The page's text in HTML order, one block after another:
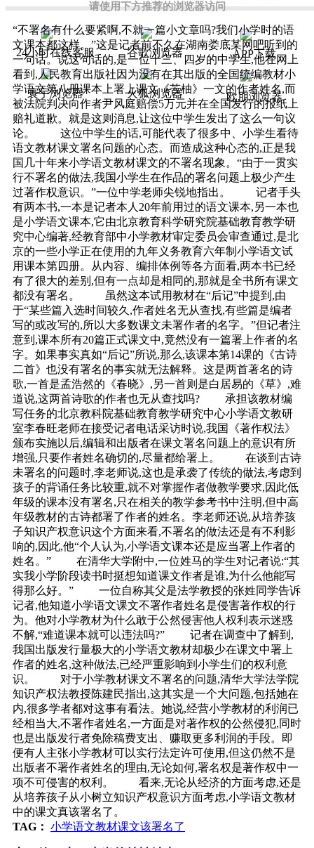
请使用下方推荐的浏览器访问
24小时在线客服 谷歌浏览器 APP下载
寰宇浏览器 火狐浏览器 欧朋浏览器
“不署名有什么要紧啊,不就一篇小文章吗?我们小学时的语
文课本都这样。”这是记者前不久在湖南娄底某网吧听到的
一句话。说这句话的,是一位十三、四岁的中学生,他在网上
看到,人民教育出版社因为没有在其出版的全国统编教材小
学语文第八册课本上署上课文《苦柚》一文的作者姓名,而
被法院判决向作者尹风庭赔偿5万元并在全国发行的报纸上
赔礼道歉。就是这则消息,让这位中学生发出了这么一句议
论。 这位中学生的话,可能代表了很多中、小学生看待
语文教材课文署名问题的心态。而造成这种心态的,正是我
国几十年来小学语文教材课文的不署名现象。“由于一贯实
行不署名的做法,我国小学生在作品的署名问题上极少产生
过著作权意识。”一位中学老师尖锐地指出。 记者手头
有两本书,一本是记者本人20年前用过的语文课本,另一本也
是小学语文课本,它由北京教育科学研究院基础教育教学研
究中心编著,经教育部中小学教材审定委员会审查通过,是北
京的一些小学正在使用的九年义务教育六年制小学语文试
用课本第四册。从内容、编排体例等各方面看,两本书已经
有了很大的差别,但有一点却是相同的,那就是全书所有课文
都没有署名。 虽然这本试用教材在“后记”中提到,由
于“某些篇入选时间较久,作者姓名无从查找,有些篇是编者
写的或改写的,所以大多数课文未署作者的名字。”但记者注
意到,课本所有20篇正式课文中,竟然没有一篇署上作者的名
字。如果事实真如“后记”所说,那么,该课本第14课的《古诗
二首》也没有署名的事实就无法解释。这是两首著名的诗
歌,一首是孟浩然的《春晓》,另一首则是白居易的《草》,难
道说,这两首诗歌的作者也无从查找吗? 承担该教材编
写任务的北京教科院基础教育教学研究中心小学语文教研
室李春旺老师在接受记者电话采访时说,我国《著作权法》
颁布实施以后,编辑和出版者在课文署名问题上的意识有所
增强,只要作者姓名确切的,尽量都给署上。 在谈到古诗
未署名的问题时,李老师说,这也是承袭了传统的做法,考虑到
孩子的背诵任务比较重,就不对掌握作者做教学要求,因此低
年级的课本没有署名,只在相关的教学参考书中注明,但中高
年级教材的古诗都署了作者的姓名。李老师还说,从培养孩
子知识产权意识这个方面来看,不署名的做法还是有不利影
响的,因此,他“个人认为,小学语文课本还是应当署上作者的
姓名。” 在清华大学附中,一位姓马的学生对记者说:“其
实我小学阶段读书时挺想知道课文作者是谁,为什么他能写
得那么好。” 一位自称其父是法学教授的张姓同学告诉
记者,他知道小学语文课文不署作者姓名是侵害著作权的行
为。他对小学教材为什么敢于公然侵害他人权利表示迷惑
不解,“难道课本就可以违法吗?” 记者在调查中了解到,
我国出版发行量极大的小学语文教材却极少在课文中署上
作者的姓名,这种做法,已经严重影响到小学生们的权利意
识。 对于小学教材课文不署名的问题,清华大学法学院
知识产权法教授陈建民指出,这其实是一个大问题,包括她在
内,很多学者都对这事有看法。她说,经营小学教材的利润已
经相当大,不署作者姓名,一方面是对著作权的公然侵犯,同时
也是出版发行者免除稿费支出、赚取更多利润的手段。即
便有人主张小学教材可以实行法定许可使用,但这仍然不是
出版者不署作者姓名的理由,无论如何,署名权是著作权中一
项不可侵害的权利。 看来,无论从经济的方面考虑,还是
从培养孩子从小树立知识产权意识方面考虑,小学语文教材
中的课文真该署名了。
TAG： 小学语文教材课文该署名了